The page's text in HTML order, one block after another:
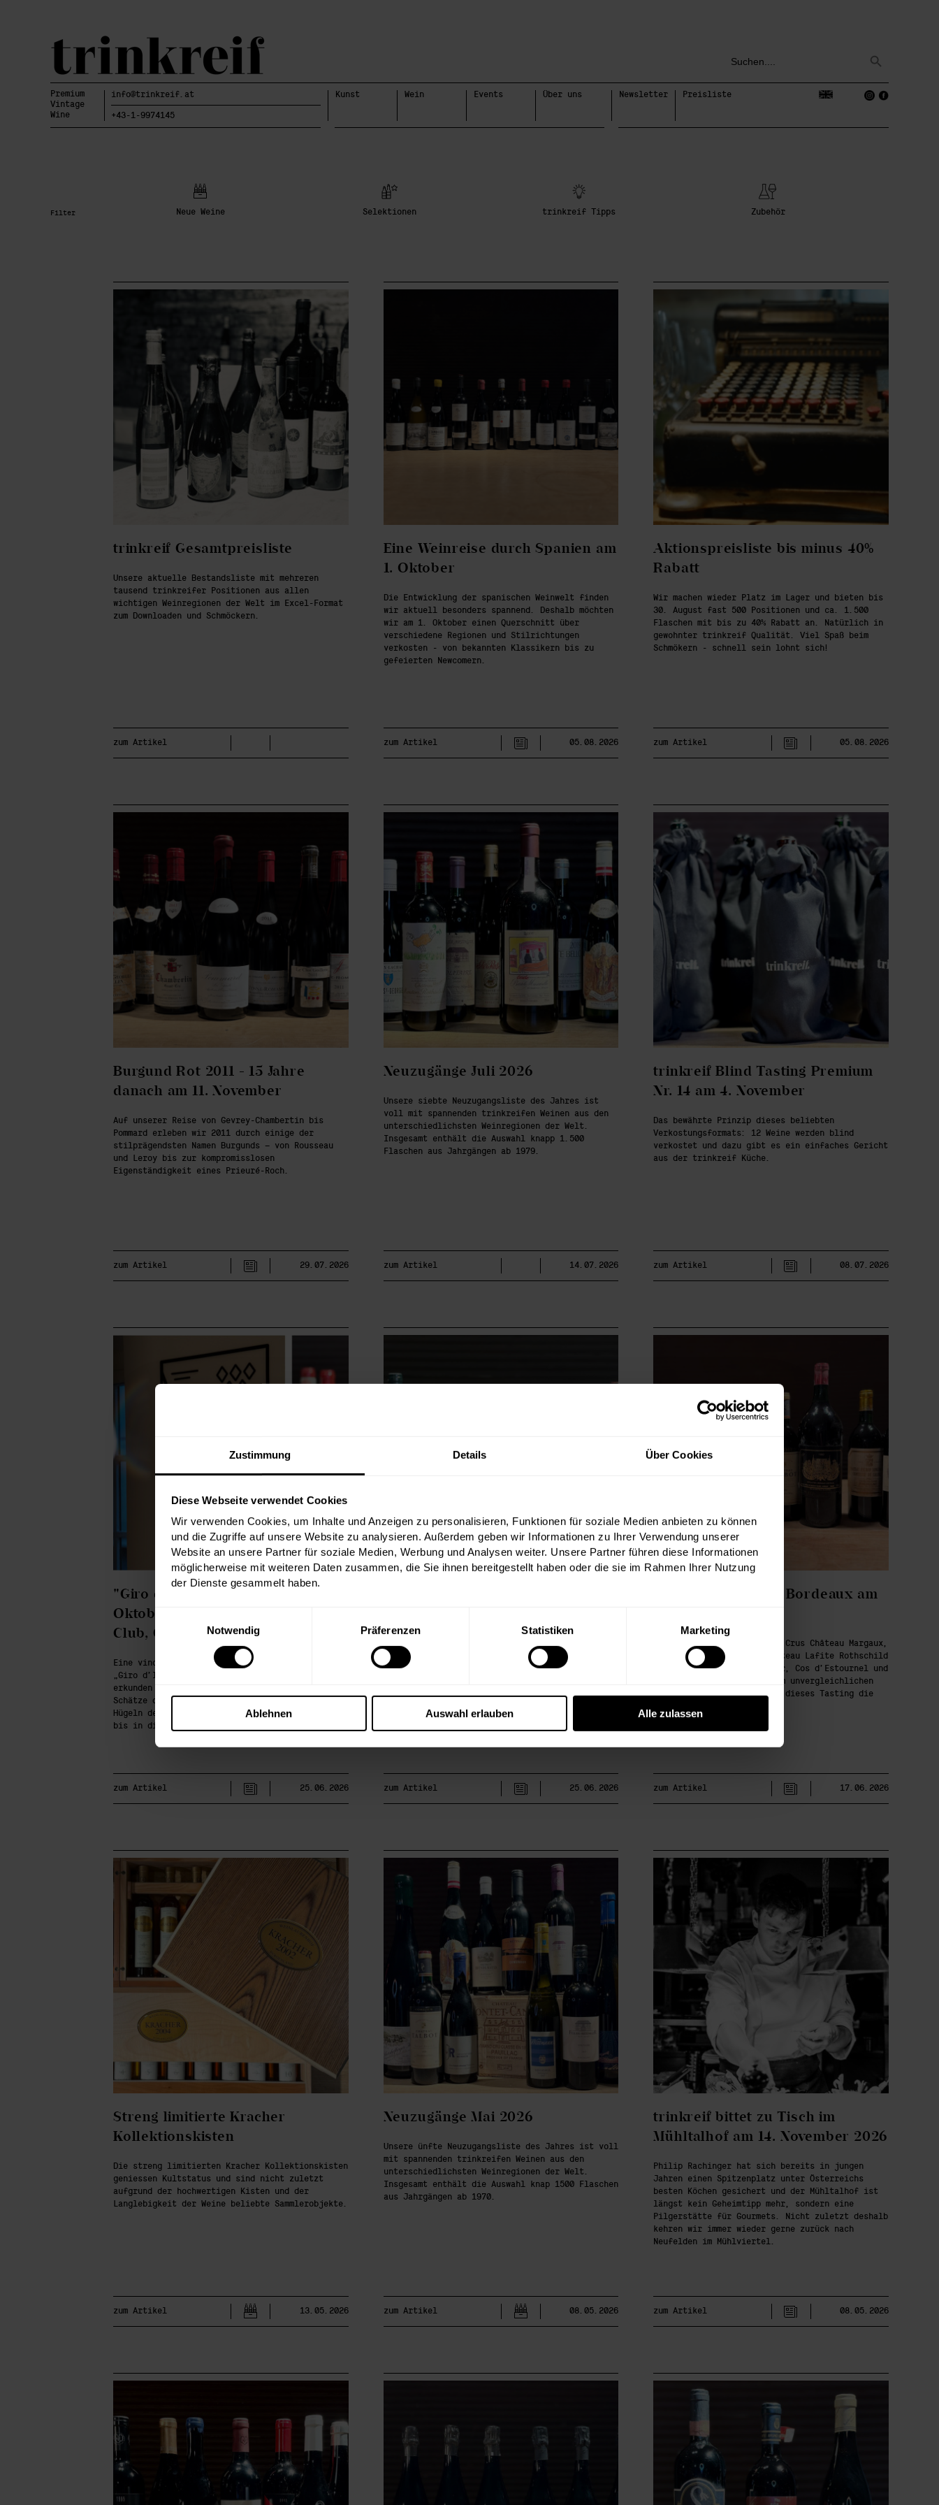
Zustimmung Details Über Cookies
Diese Webseite verwendet Cookies
Wir verwenden Cookies, um Inhalte und Anzeigen zu personalisieren, Funktionen für soziale Medien anbieten zu können
und die Zugriffe auf unsere Website zu analysieren. Außerdem geben wir Informationen zu Ihrer Verwendung unserer
Website an unsere Partner für soziale Medien, Werbung und Analysen weiter. Unsere Partner führen diese Informationen
möglicherweise mit weiteren Daten zusammen, die Sie ihnen bereitgestellt haben oder die sie im Rahmen Ihrer Nutzung
der Dienste gesammelt haben.
Notwendig
Präferenzen Statistiken Marketing
Ablehnen Auswahl erlauben Alle zulassen
for:
Search
Button
Premium
Vintage
Wine
info@trinkreif.at
+43-1-9974145
Kunst Wein Events Über uns Newsletter Preisliste
Filter Neue Weine Selektionen trinkreif Tipps Zubehör
trinkreif Gesamtpreisliste
Unsere aktuelle Bestandsliste mit mehreren
tausend trinkreifer Positionen aus allen
wichtigen Weinregionen der Welt im Excel-Format
zum Downloaden und Schmöckern.
zum Artikel
Eine Weinreise durch Spanien am
1. Oktober
Die Entwicklung der spanischen Weinwelt finden
wir aktuell besonders spannend. Deshalb möchten
wir am 1. Oktober einen Querschnitt über
verschiedene Regionen und Stilrichtungen
verkosten - von bekannten Klassikern bis zu
gefeierten Newcomern.
zum Artikel 05.08.2026
Aktionspreisliste bis minus 40%
Rabatt
Wir machen wieder Platz im Lager und bieten bis
30. August fast 500 Positionen und ca. 1.500
Flaschen mit bis zu 40% Rabatt an. Natürlich in
gewohnter trinkreif Qualität. Viel Spaß beim
Schmökern - schnell sein lohnt sich!
zum Artikel 05.08.2026
Burgund Rot 2011 - 15 Jahre
danach am 11. November
Auf unserer Reise von Gevrey-Chambertin bis
Pommard erleben wir 2011 durch einige der
stilprägendsten Namen Burgunds – von Rousseau
und Leroy bis zur kompromisslosen
Eigenständigkeit eines Prieuré-Roch.
zum Artikel 29.07.2026
Neuzugänge Juli 2026
Unsere siebte Neuzugangsliste des Jahres ist
voll mit spannenden trinkreifen Weinen aus den
unterschiedlichsten Weinregionen der Welt.
Insgesamt enthält die Auswahl knapp 1.500
Flaschen aus Jahrgängen ab 1979.
zum Artikel 14.07.2026
trinkreif Blind Tasting Premium
Nr. 14 am 4. November
Das bewährte Prinzip dieses beliebten
Verkostungsformats: 12 Weine werden blind
verkostet und dazu gibt es ein einfaches Gericht
aus der trinkreif Küche.
zum Artikel 08.07.2026
"Giro d'Italia" am Mittwoch 21.
Oktober im J22 Private Members
Club, Graz
Eine vinophile Reise quer durch Italien: Beim
„Giro d’Italia“ im J22 Private Members Club
erkunden wir die großen Namen und verborgenen
Schätze der italienischen Weinkultur – von den
Hügeln des Piemont über die Küsten der Toskana
bis in die Abruzzen nach Kampanien.
zum Artikel 25.06.2026
In der bereits achtzehnten Ausgabe unseres schon
legendären Verkostungsformats
#schmerzbefreittrinken haben wir wieder ein
zusammengestellt. Dazu reichen wir feine
traditionell darf natürlich auch der Alpenkaviar
zum Champagner nicht fehlen.
zum Artikel 25.06.2026
Best of 80er Jahre Bordeaux am
Von den ikonischen Premier Crus Château Margaux,
Château Haut-Brion und Château Lafite Rothschild
über große Namen wie Palmer, Cos d’Estournel und
Pichon Comtesse bis hin zum unvergleichlichen
Château d’Yquem versammelt dieses Tasting die
zum Artikel 17.06.2026
Streng limitierte Kracher
Kollektionskisten
Die streng limitierten Kracher Kollektionskisten
geniessen Kultstatus und sind nicht zuletzt
aufgrund der hochwertigen Kisten und der
Langlebigkeit der Weine beliebte Sammlerobjekte.
zum Artikel 13.05.2026
Neuzugänge Mai 2026
Unsere ünfte Neuzugangsliste des Jahres ist voll
mit spannenden trinkreifen Weinen aus den
unterschiedlichsten Weinregionen der Welt.
Insgesamt enthält die Auswahl knap 1500 Flaschen
aus Jahrgängen ab 1970.
zum Artikel 08.05.2026
trinkreif bittet zu Tisch im
Mühltalhof am 14. November 2026
Philip Rachinger hat sich bereits in jungen
Jahren einen Spitzenplatz unter Österreichs
besten Köchen gesichert und der Mühltalhof ist
längst kein Geheimtipp mehr, sondern eine
Pilgerstätte für Gourmets. Nicht zuletzt deshalb
kehren wir immer wieder gerne zurück nach
Neufelden im Mühlviertel.
zum Artikel 08.05.2026